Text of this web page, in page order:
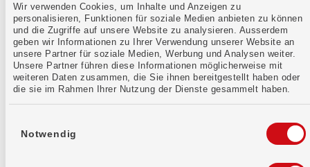
Wir verwenden Cookies, um Inhalte und Anzeigen zu
personalisieren, Funktionen für soziale Medien anbieten zu können
und die Zugriffe auf unsere Website zu analysieren. Ausserdem
geben wir Informationen zu Ihrer Verwendung unserer Website an
unsere Partner für soziale Medien, Werbung und Analysen weiter.
Unsere Partner führen diese Informationen möglicherweise mit
weiteren Daten zusammen, die Sie ihnen bereitgestellt haben oder
die sie im Rahmen Ihrer Nutzung der Dienste gesammelt haben.
Notwendig
Mehr erfahren
Kontaktformular